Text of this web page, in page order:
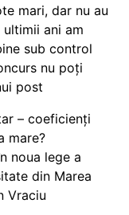
mari, dar nu au
ani am
sub control
nu poți
post
– coeficienți
mare?
noua lege a
din Marea
Vraciu